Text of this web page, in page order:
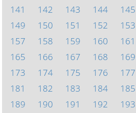
141
142 143 144 145
149
150 151 152 153
157
158 159 160 161
165
166 167 168 169
173
174 175 176 177
181
182 183 184 185
189
190 191 192 193